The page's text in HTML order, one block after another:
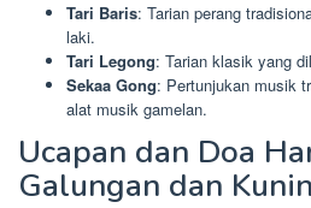
Tari Baris: Tarian perang
laki.
Tari Legong: Tarian klasik yang
Sekaa Gong: Pertunjukan musik
alat musik gamelan.
Ucapan dan Doa
Galungan dan